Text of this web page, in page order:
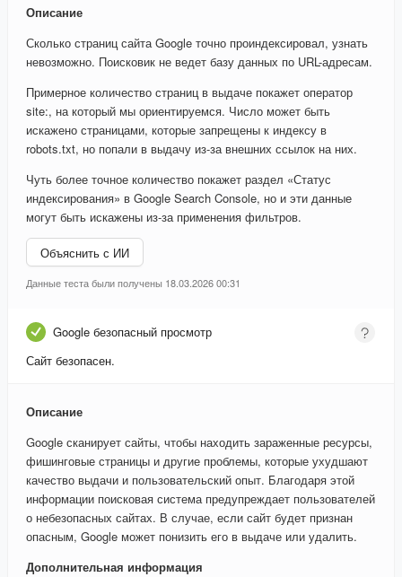
Описание
Сколько страниц сайта Google точно проиндексировал, узнать
невозможно. Поисковик не ведет базу данных по URL-адресам.
Примерное количество страниц в выдаче покажет оператор
site:, на который мы ориентируемся. Число может быть
искажено страницами, которые запрещены к индексу в
robots.txt, но попали в выдачу из-за внешних ссылок на них.
Чуть более точное количество покажет раздел «Статус
индексирования» в Google Search Console, но и эти данные
могут быть искажены из-за применения фильтров.
Объяснить с ИИ
Данные теста были получены 18.03.2026 00:31
Google безопасный просмотр
Сайт безопасен.
Описание
Google сканирует сайты, чтобы находить зараженные ресурсы,
фишинговые страницы и другие проблемы, которые ухудшают
качество выдачи и пользовательский опыт. Благодаря этой
информации поисковая система предупреждает пользователей
о небезопасных сайтах. В случае, если сайт будет признан
опасным, Google может понизить его в выдаче или удалить.
Дополнительная информация